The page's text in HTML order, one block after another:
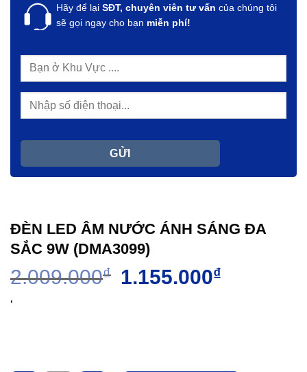
Hãy để lại SĐT, chuyên viên tư vấn của chúng tôi
sẽ gọi ngay cho bạn miễn phí!
ĐÈN LED ÂM NƯỚC ÁNH SÁNG ĐA
SẮC 9W (DMA3099)
2.009.000₫
Giá
1.155.000₫
‘